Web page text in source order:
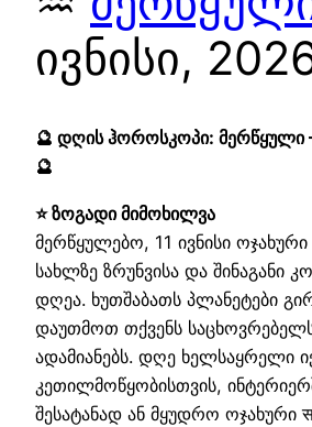
ივნისი,
🔮 დღის ჰოროსკოპი: მერწყული
🔮
⭐ ზოგადი მიმოხილვა
მერწყულებო, 11 ივნისი
სახლზე ზრუნვისა და შინაგანი
დღეა. ხუთშაბათს პლანეტები
დაუთმოთ თქვენს
ადამიანებს. დღე ხელსაყრელი
კეთილმოწყობისთვის,
შესატანად ან მყუდრო ოჯახური